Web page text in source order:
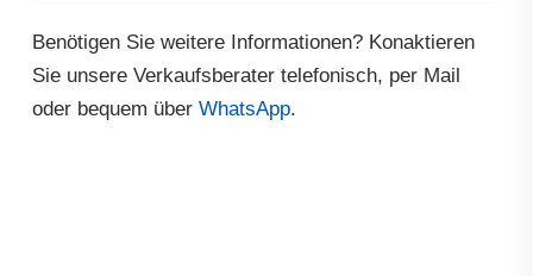
Benötigen Sie weitere Informationen? Konaktieren
Sie unsere Verkaufsberater telefonisch, per Mail
oder bequem über WhatsApp.